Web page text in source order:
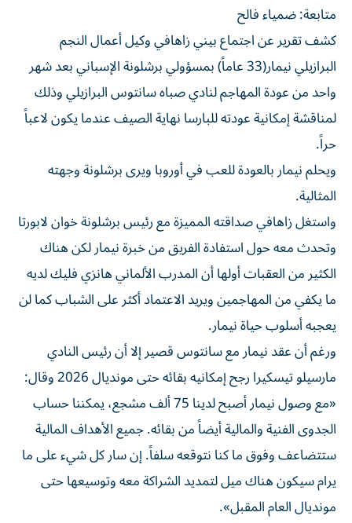
متابعة: ضمياء فالح
كشف تقرير عن اجتماع بيني زاهافي وكيل أعمال النجم
البرازيلي نيمار(33 عاماً) بمسؤولي برشلونة الإسباني بعد شهر
واحد من عودة المهاجم لنادي صباه سانتوس البرازيلي وذلك
لمناقشة إمكانية عودته للبارسا نهاية الصيف عندما يكون لاعباً
حراً.
ويحلم نيمار بالعودة للعب في أوروبا ويرى برشلونة وجهته
المثالية.
واستغل زاهافي صداقته المميزة مع رئيس برشلونة خوان لابورتا
وتحدث معه حول استفادة الفريق من خبرة نيمار لكن هناك
الكثير من العقبات أولها أن المدرب الألماني هانزي فليك لديه
ما يكفي من المهاجمين ويريد الاعتماد أكثر على الشباب كما لن
يعجبه أسلوب حياة نيمار.
ورغم أن عقد نيمار مع سانتوس قصير إلا أن رئيس النادي
مارسيلو تيسكيرا رجح إمكانيه بقائه حتى مونديال 2026 وقال:
«مع وصول نيمار أصبح لدينا 75 ألف مشجع، يمكننا حساب
الجدوى الفنية والمالية أيضاً من بقائه. جميع الأهداف المالية
ستتضاعف وفوق ما كنا نتوقعه سلفاً. إن سار كل شيء على ما
يرام سيكون هناك ميل لتمديد الشراكة معه وتوسيعها حتى
مونديال العام المقبل».